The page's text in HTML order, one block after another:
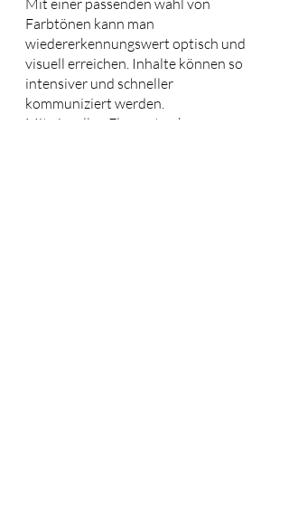
Mit einer passenden wahl von
Farbtönen kann man
wiedererkennungswert optisch und
visuell erreichen. Inhalte können so
intensiver und schneller
kommuniziert werden.
Mit visuellen Elementen kann man